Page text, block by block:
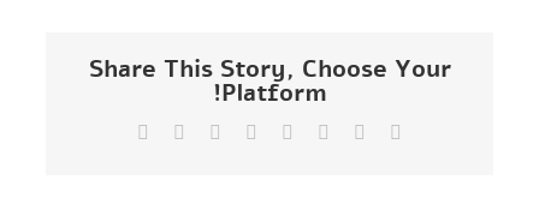
Share This Story, Choose Your
Platform!
Facebook
Twitter
Reddit
LinkedIn
Tumblr
Pinterest